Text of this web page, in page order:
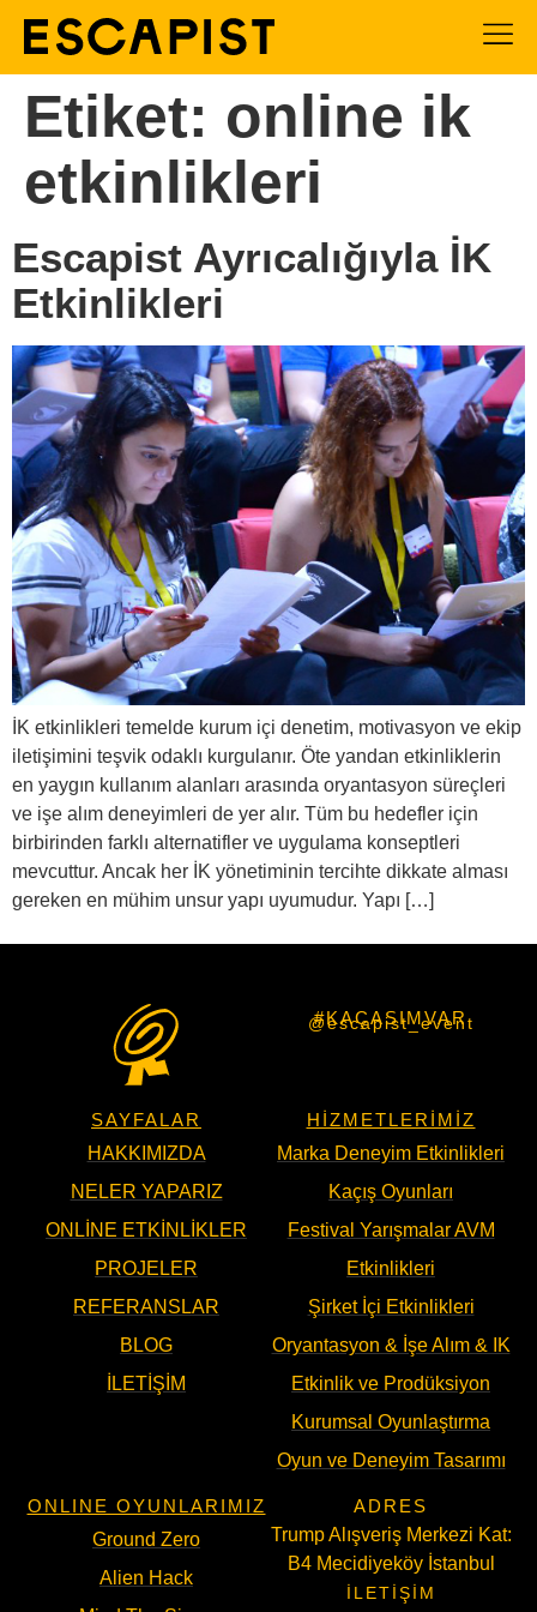
Etiket: online ik
etkinlikleri
Escapist Ayrıcalığıyla İK
Etkinlikleri
İK etkinlikleri temelde kurum içi denetim, motivasyon ve ekip
iletişimini teşvik odaklı kurgulanır. Öte yandan etkinliklerin
en yaygın kullanım alanları arasında oryantasyon süreçleri
ve işe alım deneyimleri de yer alır. Tüm bu hedefler için
birbirinden farklı alternatifler ve uygulama konseptleri
mevcuttur. Ancak her İK yönetiminin tercihte dikkate alması
gereken en mühim unsur yapı uyumudur. Yapı […]
#KAÇASIMVAR
@escapist_event
SAYFALAR
HAKKIMIZDA
NELER YAPARIZ
ONLINE ETKINLIKLER
PROJELER
REFERANSLAR
BLOG
İLETIŞIM
HIZMETLERIMIZ
Marka Deneyim Etkinlikleri
Kaçış Oyunları
Festival Yarışmalar AVM
Etkinlikleri
Şirket İçi Etkinlikleri
Oryantasyon & İşe Alım & IK
Etkinlik ve Prodüksiyon
Kurumsal Oyunlaştırma
Oyun ve Deneyim Tasarımı
ONLINE OYUNLARIMIZ
Ground Zero
Alien Hack
ADRES
Trump Alışveriş Merkezi Kat:
B4 Mecidiyeköy İstanbul
İLETIŞIM